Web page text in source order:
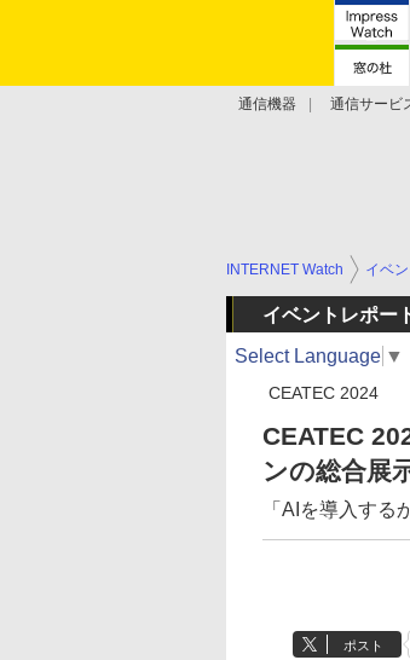
通信機器 通信サービ
INTERNET Watch イベン
イベントレポー
Select Language ▼
CEATEC 2024
CEATEC
ンの総合展
「AIを導入する
ポスト